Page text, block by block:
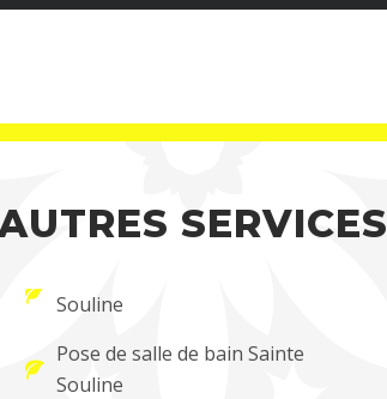
SERVICES
Souline
Pose de salle de bain Sainte
Souline